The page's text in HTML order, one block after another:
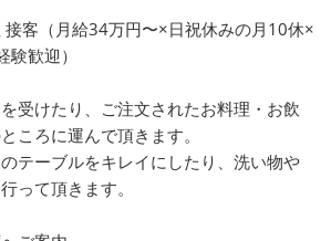
接客（月給34万円〜×日祝休みの月10休×
歓迎）
受けたり、ご注文されたお料理・お飲
ころに運んで頂きます。
テーブルをキレイにしたり、洗い物や
って頂きます。